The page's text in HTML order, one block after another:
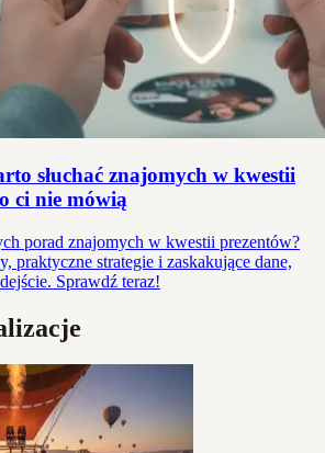
słuchać znajomych w kwestii
ci nie mówią
porad znajomych w kwestii prezentów?
praktyczne strategie i zaskakujące dane,
Sprawdź teraz!